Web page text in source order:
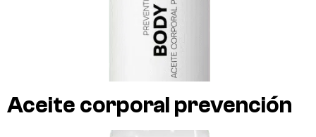
Aceite corporal prevención